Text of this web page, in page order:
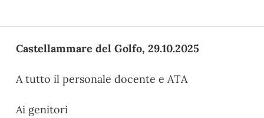
Castellammare del Golfo, 29.10.2025
A tutto il personale docente e ATA
Ai genitori